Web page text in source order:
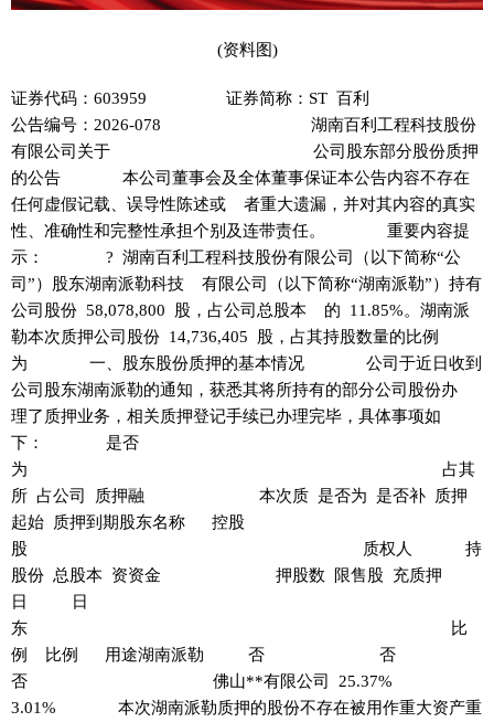
(资料图)
证券代码：603959 证券简称：ST 百利
公告编号：2026-078 湖南百利工程科技股份
有限公司关于 公司股东部分股份质押
的公告 本公司董事会及全体董事保证本公告内容不存在
任何虚假记载、误导性陈述或 者重大遗漏，并对其内容的真实
性、准确性和完整性承担个别及连带责任。 重要内容提
示： ? 湖南百利工程科技股份有限公司（以下简称“公
司”）股东湖南派勒科技 有限公司（以下简称“湖南派勒”）持有
公司股份 58,078,800 股，占公司总股本 的 11.85%。湖南派
勒本次质押公司股份 14,736,405 股，占其持股数量的比例
为 一、股东股份质押的基本情况 公司于近日收到
公司股东湖南派勒的通知，获悉其将所持有的部分公司股份办
理了质押业务，相关质押登记手续已办理完毕，具体事项如
下： 是否
为 占其
所 占公司 质押融 本次质 是否为 是否补 质押
起始 质押到期股东名称 控股
股 质权人 持
股份 总股本 资资金 押股数 限售股 充质押
日 日
东 比
例 比例 用途湖南派勒 否 否
否 佛山**有限公司 25.37%
3.01% 本次湖南派勒质押的股份不存在被用作重大资产重